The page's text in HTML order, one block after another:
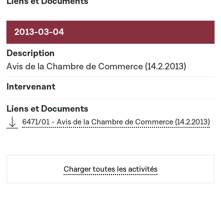
Avis de la Chambre de Commerce (14.2.2013)
6471/01 - Avis de la Chambre de Commerce (14.2.2013)
Charger toutes les activités